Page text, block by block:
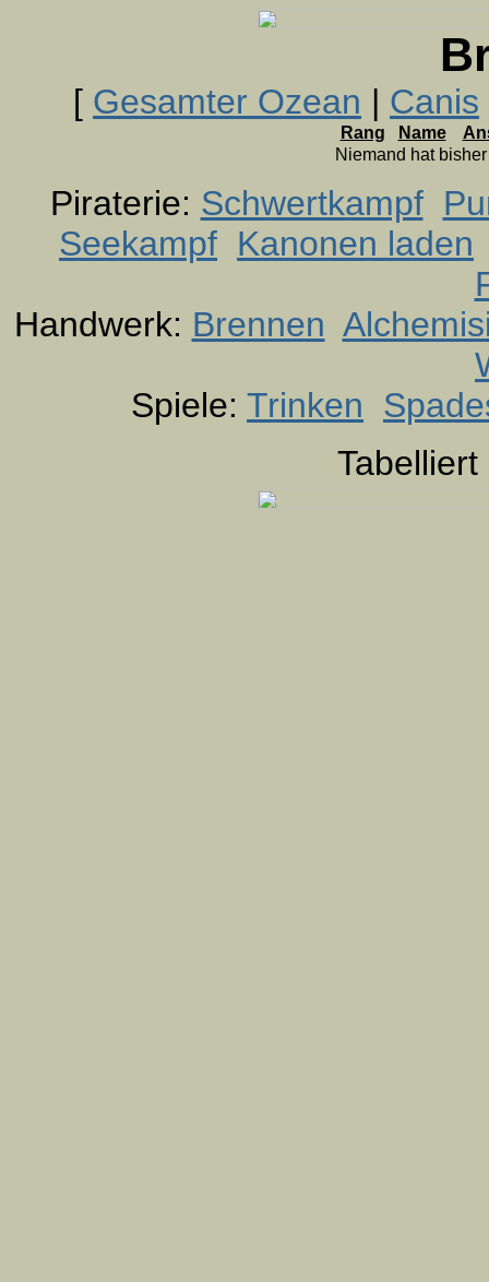
[ Gesamter Ozean | Canis
Rang Name
Niemand hat
Piraterie: Schwertkampf
Seekampf Kanonen laden
Handwerk: Brennen
Spiele: Trinken